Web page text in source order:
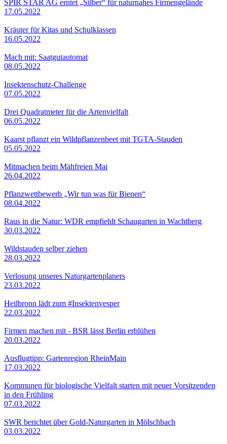
SPIR STAR AG erntet „Silber“ für naturnahes Firmengelände
17.05.2022
Kräuter für Kitas und Schulklassen
16.05.2022
Mach mit: Saatgutautomat
08.05.2022
Insektenschutz-Challenge
07.05.2022
Drei Quadratmeter für die Artenvielfalt
06.05.2022
Kaarst pflanzt ein Wildpflanzenbeet mit TGTA-Stauden
05.05.2022
Mitmachen beim Mähfreien Mai
26.04.2022
Pflanzwettbewerb „Wir tun was für Bienen“
08.04.2022
Raus in die Natur: WDR empfiehlt Schaugarten in Wachtberg
30.03.2022
Wildstauden selber ziehen
28.03.2022
Verlosung unseres Naturgartenplaners
23.03.2022
Heilbronn lädt zum #Insektenvesper
22.03.2022
Firmen machen mit - BSR lässt Berlin erblühen
20.03.2022
Ausflugtipp: Gartenregion RheinMain
17.03.2022
Kommunen für biologische Vielfalt starten mit neuer Vorsitzenden
in den Frühling
07.03.2022
SWR berichtet über Gold-Naturgarten in Mölschbach
03.03.2022